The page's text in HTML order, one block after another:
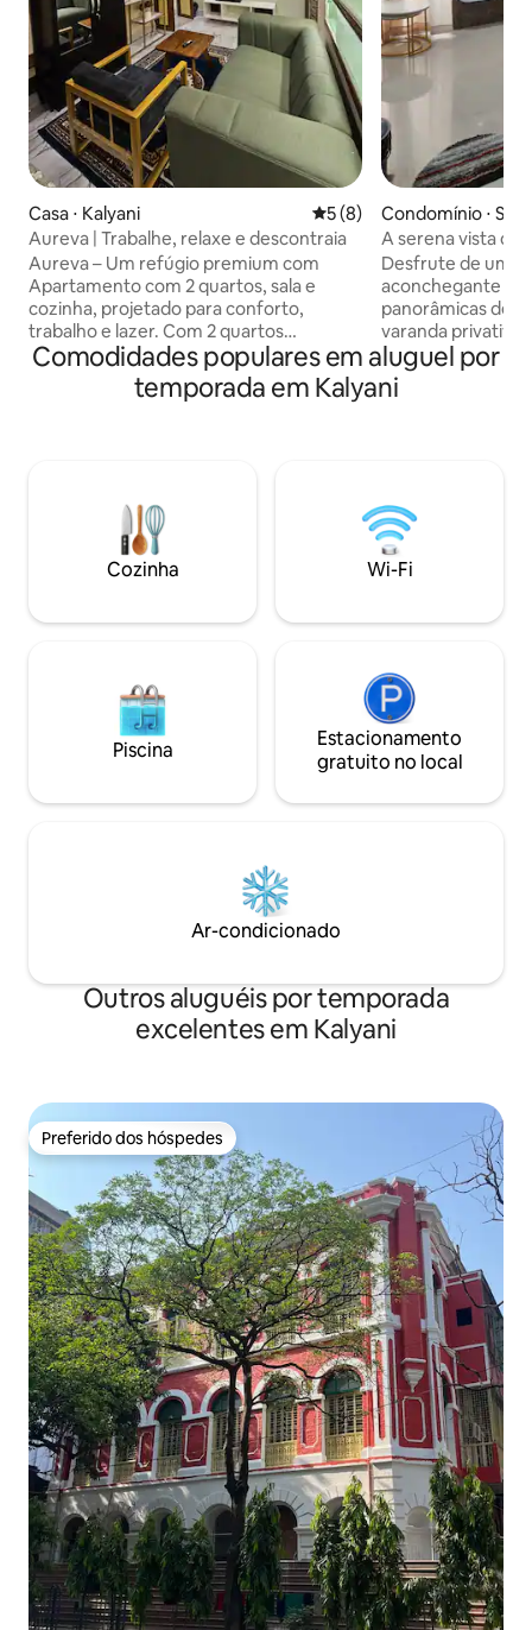
Casa ⋅ Kalyani 5 de uma avaliação média
5 (8)
Aureva | Trabalhe, relaxe e descontraia
Aureva – Um refúgio premium com
Apartamento com 2 quartos, sala e
cozinha, projetado para conforto,
trabalho e lazer. Com 2 quartos
elegantes, 2 banheiros modernos, uma
cozinha modular totalmente equipada,
espaçosas áreas de estar e jantar,
que buscam uma estadia tranquila e
sofisticada. As instalações de
estacionamento para veículos de 2 rodas
ficam dentro do complexo. O local é
treinado. Processo de self check-in.
Condomínio ⋅
A serena vista do
Desfrute de uma
aconchegante na
panorâmicas
varanda
individuais ou
tranquilo oferece
modernas e uma
de identificação
os hóspedes. O
para documentos
ou hóspedes com
confortável e
Comodidades populares em aluguel por
temporada em Kalyani
Cozinha Wi-Fi
Piscina
Estacionamento
gratuito no local
Ar-condicionado
Outros aluguéis por temporada
excelentes em Kalyani
Preferido dos hóspedes
Preferido dos hóspedes